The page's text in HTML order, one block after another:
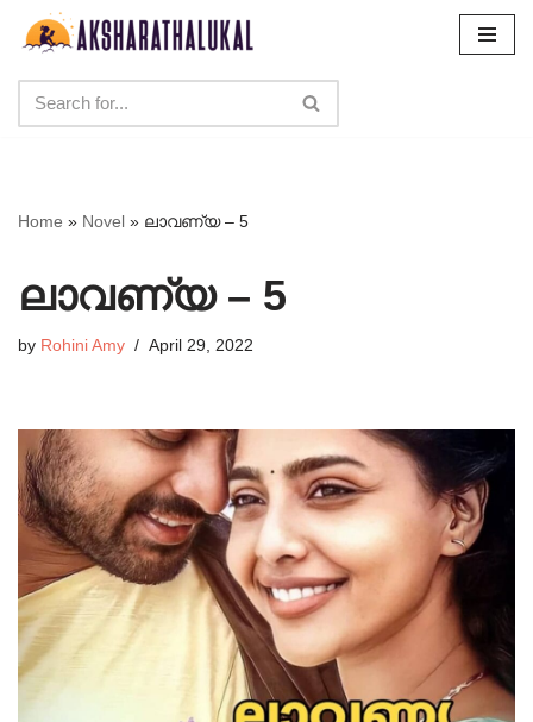
content
Home » Novel » ലാവണ്യ – 5
ലാവണ്യ – 5
by Rohini Amy April 29, 2022